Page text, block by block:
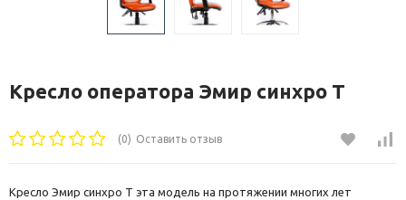
Кресло оператора Эмир синхро Т
(0) Оставить отзыв
Кресло Эмир синхро Т эта модель на протяжении многих лет